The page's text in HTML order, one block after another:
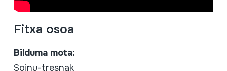
Fitxa osoa
Bilduma mota:
Soinu-tresnak